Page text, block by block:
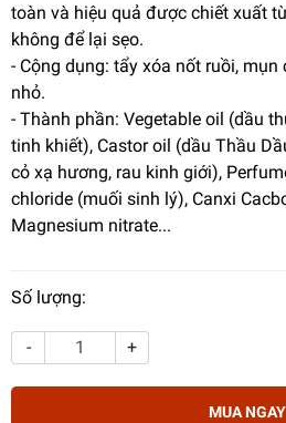
toàn và hiệu quả được chiết xuất
không để lại sẹo.
- Cộng dụng: tẩy xóa nốt ruồi,
nhỏ.
- Thành phần: Vegetable oil (dầu
tinh khiết), Castor oil (dầu Thầu
cỏ xạ hương, rau kinh giới),
chloride (muối sinh lý), Canxi
Magnesium nitrate...
Số lượng:
- +
MUA NGAY